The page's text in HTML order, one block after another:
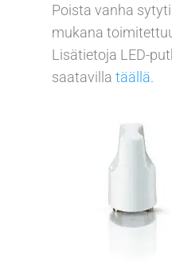
Poista vanha
mukana
Lisätietoja LED-
saatavilla täällä.